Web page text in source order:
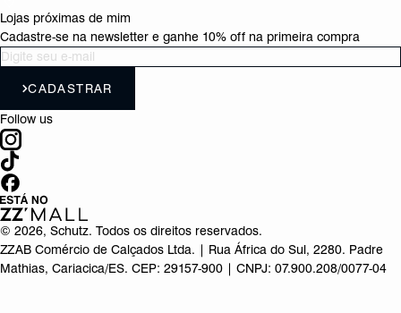
Lojas próximas de mim
Cadastre-se na newsletter e ganhe 10% off na primeira compra
CADASTRAR
Follow us
© 2026, Schutz. Todos os direitos reservados.
ZZAB Comércio de Calçados Ltda. | Rua África do Sul, 2280. Padre
Mathias, Cariacica/ES. CEP: 29157-900 | CNPJ: 07.900.208/0077-04